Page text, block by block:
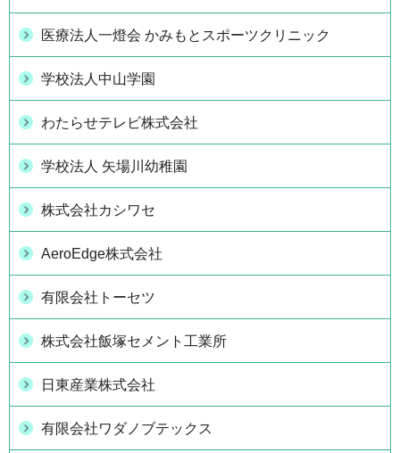
医療法人一燈会 かみもとスポーツクリニック
学校法人中山学園
わたらせテレビ株式会社
学校法人 矢場川幼稚園
株式会社カシワセ
AeroEdge株式会社
有限会社トーセツ
株式会社飯塚セメント工業所
日東産業株式会社
有限会社ワダノブテックス